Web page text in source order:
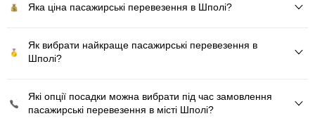
Яка ціна пасажирські перевезення в Шполі?
Як вибрати найкраще пасажирські перевезення в
Шполі?
Які опції посадки можна вибрати під час замовлення
пасажирські перевезення в місті Шполі?